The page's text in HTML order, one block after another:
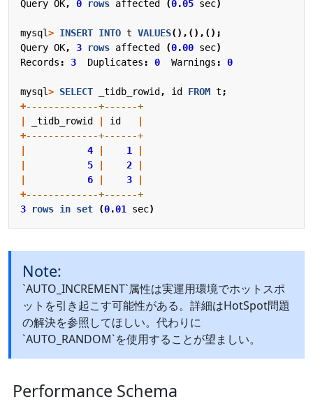
Query OK, 0 rows affected (0.05 sec)
mysql> INSERT INTO t VALUES(),(),();
Query OK, 3 rows affected (0.00 sec)
Records : 3 Duplicates : 0 Warnings : 0
mysql> SELECT _tidb_rowid , id FROM t ;
+
_tidb_rowid id
+
4 1
5 2
6 3
+
3
rows in set (0.01 sec)
Note:
`AUTO_INCREMENT`属性は実運用環境でホットスポ
ットを引き起こす可能性がある。詳細はHotSpot問題
の解決を参照してほしい。代わりに
`AUTO_RANDOM`を使用することが望ましい。
Performance Schema